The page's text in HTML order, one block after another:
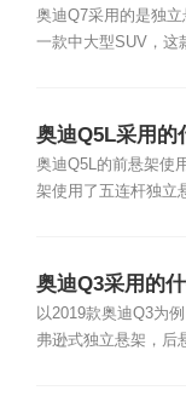
奥迪Q7采用的是独
一款中大型SUV，这
奥迪Q5L采用的
奥迪Q5L的前悬架使
架使用了五连杆独立
奥迪Q3采用的
以2019款奥迪Q3为
弗逊式独立悬架，后